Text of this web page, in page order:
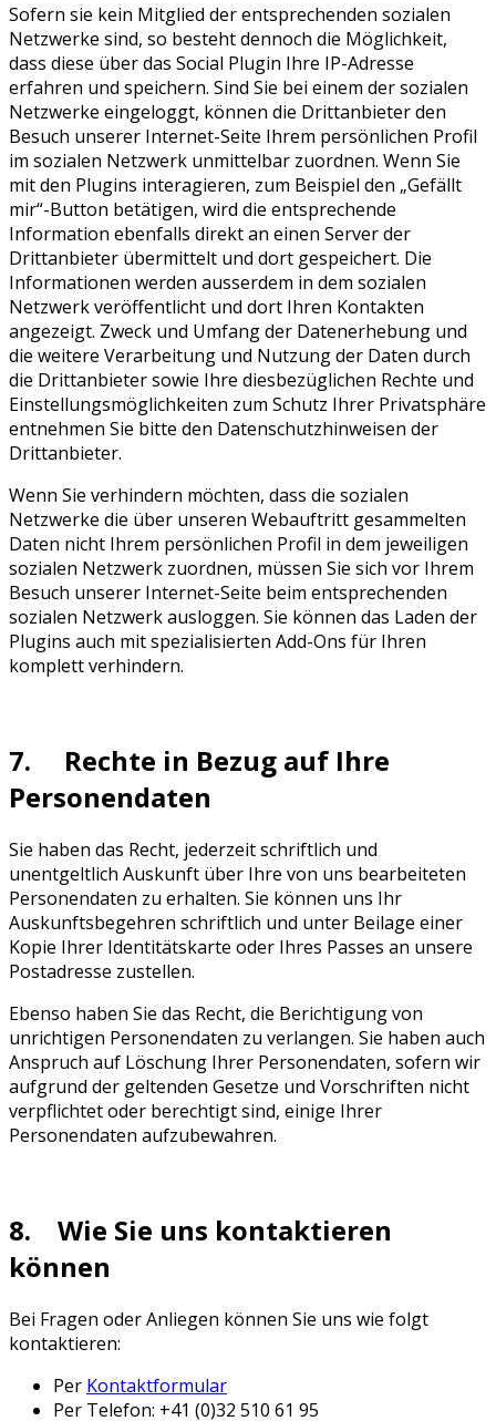
Sofern sie kein Mitglied der entsprechenden sozialen
Netzwerke sind, so besteht dennoch die Möglichkeit,
dass diese über das Social Plugin Ihre IP-Adresse
erfahren und speichern. Sind Sie bei einem der sozialen
Netzwerke eingeloggt, können die Drittanbieter den
Besuch unserer Internet-Seite Ihrem persönlichen Profil
im sozialen Netzwerk unmittelbar zuordnen. Wenn Sie
mit den Plugins interagieren, zum Beispiel den „Gefällt
mir“-Button betätigen, wird die entsprechende
Information ebenfalls direkt an einen Server der
Drittanbieter übermittelt und dort gespeichert. Die
Informationen werden ausserdem in dem sozialen
Netzwerk veröffentlicht und dort Ihren Kontakten
angezeigt. Zweck und Umfang der Datenerhebung und
die weitere Verarbeitung und Nutzung der Daten durch
die Drittanbieter sowie Ihre diesbezüglichen Rechte und
Einstellungsmöglichkeiten zum Schutz Ihrer Privatsphäre
entnehmen Sie bitte den Datenschutzhinweisen der
Drittanbieter.
Wenn Sie verhindern möchten, dass die sozialen
Netzwerke die über unseren Webauftritt gesammelten
Daten nicht Ihrem persönlichen Profil in dem jeweiligen
sozialen Netzwerk zuordnen, müssen Sie sich vor Ihrem
Besuch unserer Internet-Seite beim entsprechenden
sozialen Netzwerk ausloggen. Sie können das Laden der
Plugins auch mit spezialisierten Add-Ons für Ihren
komplett verhindern.
7. Rechte in Bezug auf Ihre
Personendaten
Sie haben das Recht, jederzeit schriftlich und
unentgeltlich Auskunft über Ihre von uns bearbeiteten
Personendaten zu erhalten. Sie können uns Ihr
Auskunftsbegehren schriftlich und unter Beilage einer
Kopie Ihrer Identitätskarte oder Ihres Passes an unsere
Postadresse zustellen.
Ebenso haben Sie das Recht, die Berichtigung von
unrichtigen Personendaten zu verlangen. Sie haben auch
Anspruch auf Löschung Ihrer Personendaten, sofern wir
aufgrund der geltenden Gesetze und Vorschriften nicht
verpflichtet oder berechtigt sind, einige Ihrer
Personendaten aufzubewahren.
8. Wie Sie uns kontaktieren
können
Bei Fragen oder Anliegen können Sie uns wie folgt
kontaktieren:
Per Kontaktformular
Per Telefon: +41 (0)32 510 61 95